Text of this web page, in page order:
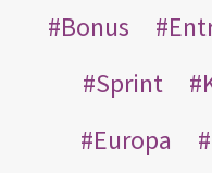
Bonus
Sprint
Europa